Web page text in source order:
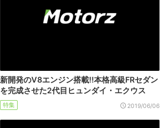
新開発のV8エンジン搭載!!本格高級FRセダン
を完成させた2代目ヒュンダイ・エクウス
特集 2019/06/06